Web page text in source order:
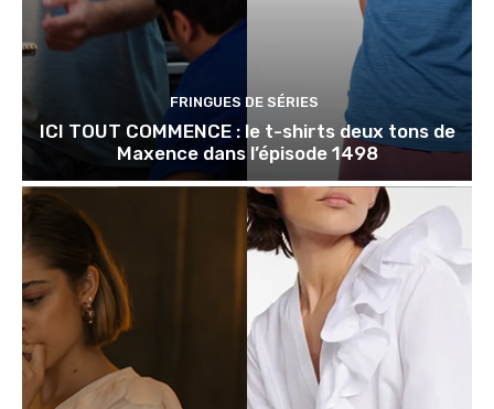
FRINGUES DE SÉRIES
ICI TOUT COMMENCE : le t-shirts deux tons de
Maxence dans l’épisode 1498